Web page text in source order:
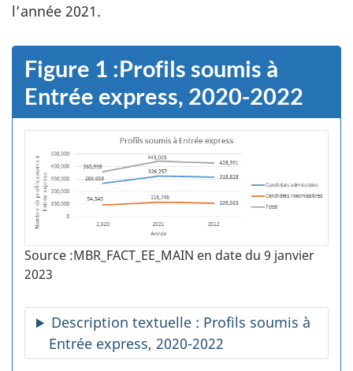
l’année 2021.
Figure 1 :Profils soumis à
Entrée express, 2020-2022
Source :MBR_FACT_EE_MAIN en date du 9 janvier
2023
Description textuelle : Profils soumis à
Entrée express, 2020-2022